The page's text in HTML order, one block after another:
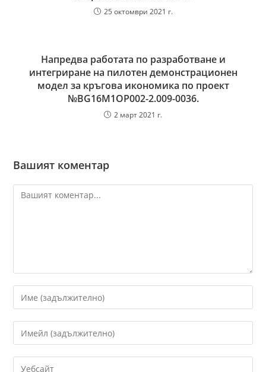
25 октомври 2021 г.
Напредва работата по разработване и
интегриране на пилотен демонстрационен
модел за кръгова икономика по проект
№BG16M1OP002-2.‎009-0036.
2 март 2021 г.
Вашият коментар